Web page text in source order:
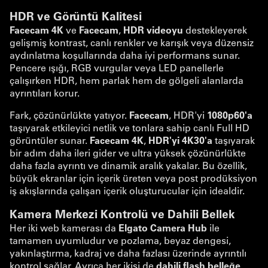
HDR ve Görüntü Kalitesi
Facecam 4Kve Facecam, HDR videoyu destekleyerek
gelişmiş kontrast, canlı renkler ve karışık veya düzensiz
aydınlatma koşullarında daha iyi performans sunar.
Pencere ışığı, RGB vurgular veya LED panellerle
çalışırken HDR, hem parlak hem de gölgeli alanlarda
ayrıntıları korur.
Fark, çözünürlükte yatıyor. Facecam, HDR'yi 1080p60'a
taşıyarak etkileyici netlik ve tonlara sahip canlı Full HD
görüntüler sunar. Facecam 4K, HDR'yi 4K30'a taşıyarak
bir adım daha ileri gider ve ultra yüksek çözünürlükte
daha fazla ayrıntı ve dinamik aralık yakalar. Bu özellik,
büyük ekranlar için içerik üreten veya post prodüksiyon
iş akışlarında çalışan içerik oluşturucular için idealdir.
Kamera Merkezi Kontrolü ve Dahili Bellek
Her iki web kamerası da Elgato Camera Hub ile
tamamen uyumludur ve pozlama, beyaz dengesi,
yakınlaştırma, kadraj ve daha fazlası üzerinde ayrıntılı